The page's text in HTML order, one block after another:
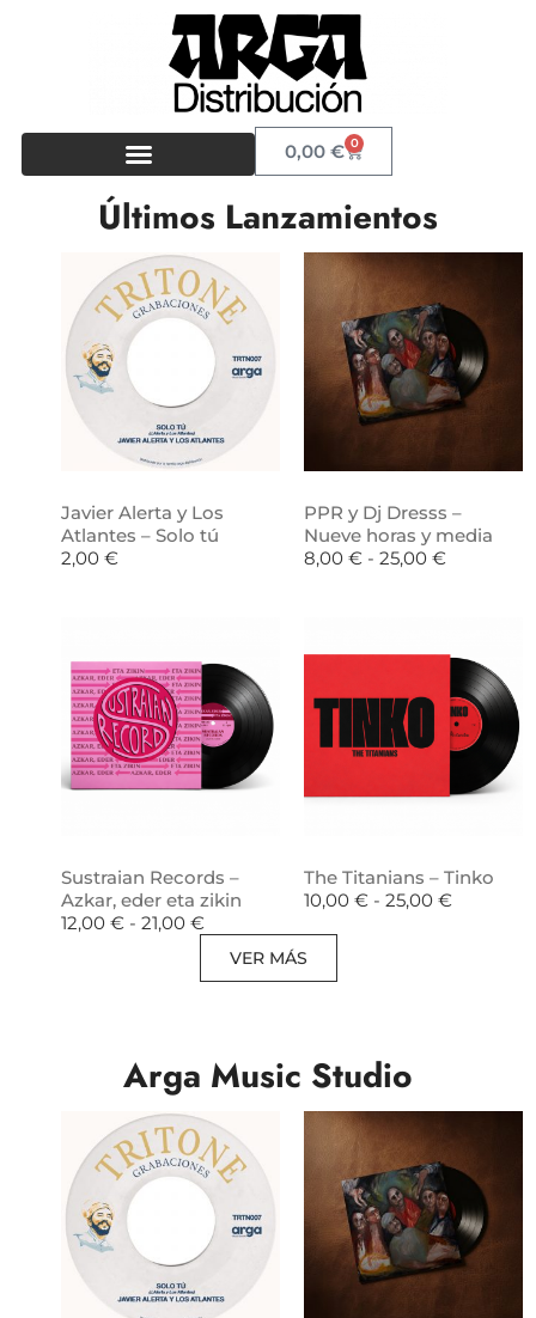
0,00€ 0
Últimos Lanzamientos
Javier Alerta y Los
Atlantes – Solo tú
2,00 €
PPR y Dj Dresss –
Nueve horas y media
8,00 € - 25,00 €
Sustraian Records –
Azkar, eder eta zikin
12,00 € - 21,00 €
The Titanians – Tinko
10,00 € - 25,00 €
VER MÁS
Arga Music Studio